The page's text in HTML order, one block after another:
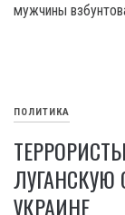
мужчины
ПОЛИТИКА
ЛУГАНСКУЮ
УКРАИНЕ